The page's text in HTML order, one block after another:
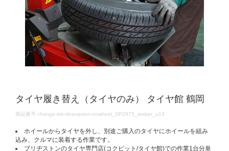
タイヤ履き替え（タイヤのみ） タイヤ館 鶴岡
DETAILS
商品番号 change-tire-desorption-nowheel_SP2975_sedan_u13
ホイールからタイヤを外し、別途ご購入のタイヤにホイールを組み
込み、クルマに装着する作業です。
ブリヂストンのタイヤ専門店(コクピット/タイヤ館)での作業1台分単